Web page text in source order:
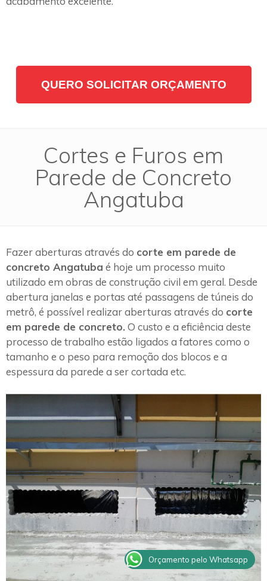
QUERO SOLICITAR ORÇAMENTO
Cortes e Furos em
Parede de Concreto
Angatuba
Fazer aberturas através do corte em parede de
concreto Angatuba é hoje um processo muito
utilizado em obras de construção civil em geral. Desde
abertura janelas e portas até passagens de túneis do
metrô, é possível realizar aberturas através do corte
em parede de concreto. O custo e a eficiência deste
processo de trabalho estão ligados a fatores como o
tamanho e o peso para remoção dos blocos e a
espessura da parede a ser cortada etc.
Orçamento pelo Whatsapp